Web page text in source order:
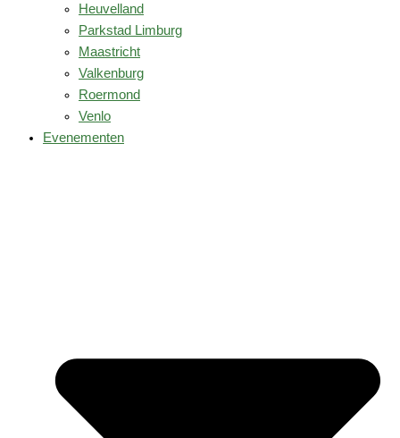
Heuvelland
Parkstad Limburg
Maastricht
Valkenburg
Roermond
Venlo
Evenementen